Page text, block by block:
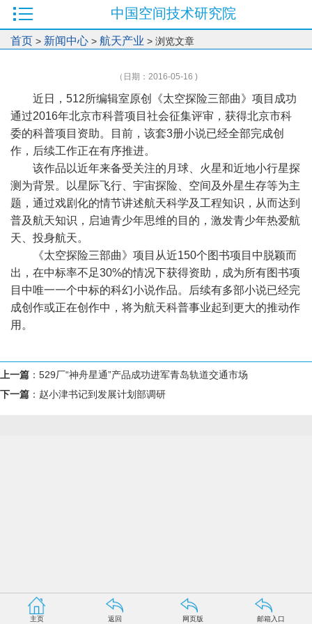
中国空间技术研究院
首页 > 新闻中心 > 航天产业 > 浏览文章
（日期：2016-05-16 )
近日，512所编辑室原创《太空探险三部曲》项目成功
通过2016年北京市科普项目社会征集评审，获得北京市科
委的科普项目资助。目前，该套3册小说已经全部完成创
作，后续工作正在有序推进。
该作品以近年来备受关注的月球、火星和近地小行星探
测为背景。以星际飞行、宇宙探险、空间及外星生存等为主
题，通过戏剧化的情节讲述航天科学及工程知识，从而达到
普及航天知识，启迪青少年思维的目的，激发青少年热爱航
天、投身航天。
《太空探险三部曲》项目从近150个图书项目中脱颖而
出，在中标率不足30%的情况下获得资助，成为所有图书项
目中唯一一个中标的科幻小说作品。后续有多部小说已经完
成创作或正在创作中，将为航天科普事业起到更大的推动作
用。
上一篇 ： 529厂“神舟星通”产品成功进军青岛轨道交通市场
下一篇 ： 赵小津书记到发展计划部调研
主页 返回 网页版 邮箱入口